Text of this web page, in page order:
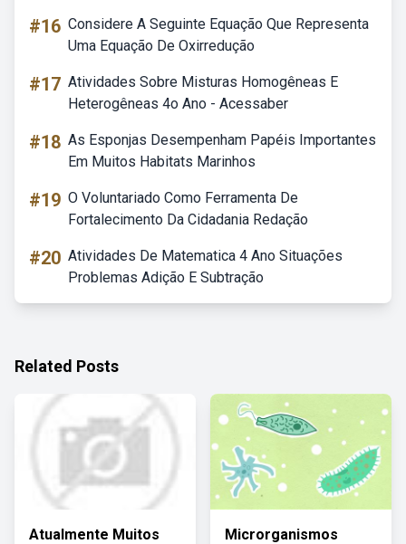
#16 Considere A Seguinte Equação Que Representa
Uma Equação De Oxirredução
#17 Atividades Sobre Misturas Homogêneas E
Heterogêneas 4o Ano - Acessaber
#18 As Esponjas Desempenham Papéis Importantes
Em Muitos Habitats Marinhos
#19 O Voluntariado Como Ferramenta De
Fortalecimento Da Cidadania Redação
#20 Atividades De Matematica 4 Ano Situações
Problemas Adição E Subtração
Related Posts
Atualmente Muitos
Microrganismos